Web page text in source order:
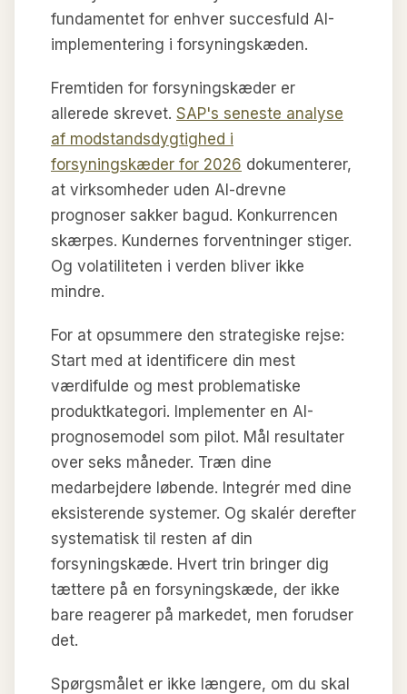
fundamentet for enhver succesfuld AI-
implementering i forsyningskæden.
Fremtiden for forsyningskæder er
allerede skrevet. SAP's seneste analyse
af modstandsdygtighed i
forsyningskæder for 2026 dokumenterer,
at virksomheder uden AI-drevne
prognoser sakker bagud. Konkurrencen
skærpes. Kundernes forventninger stiger.
Og volatiliteten i verden bliver ikke
mindre.
For at opsummere den strategiske rejse:
Start med at identificere din mest
værdifulde og mest problematiske
produktkategori. Implementer en AI-
prognosemodel som pilot. Mål resultater
over seks måneder. Træn dine
medarbejdere løbende. Integrér med dine
eksisterende systemer. Og skalér derefter
systematisk til resten af din
forsyningskæde. Hvert trin bringer dig
tættere på en forsyningskæde, der ikke
bare reagerer på markedet, men forudser
det.
Spørgsmålet er ikke længere, om du skal